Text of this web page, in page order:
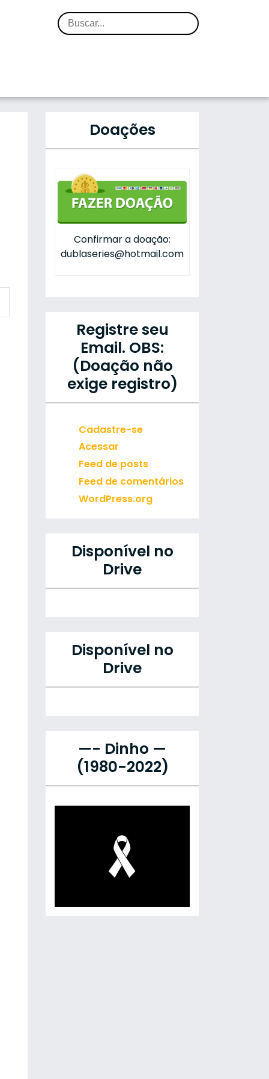
Doações
Confirmar a doação:
dublaseries@hotmail.com
Registre seu
Email. OBS:
(Doação não
exige registro)
Cadastre-se
Acessar
Feed de posts
Feed de comentários
WordPress.org
Disponível no
Drive
Disponível no
Drive
—- Dinho —
(1980-2022)